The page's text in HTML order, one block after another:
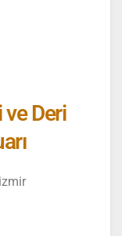
Deri